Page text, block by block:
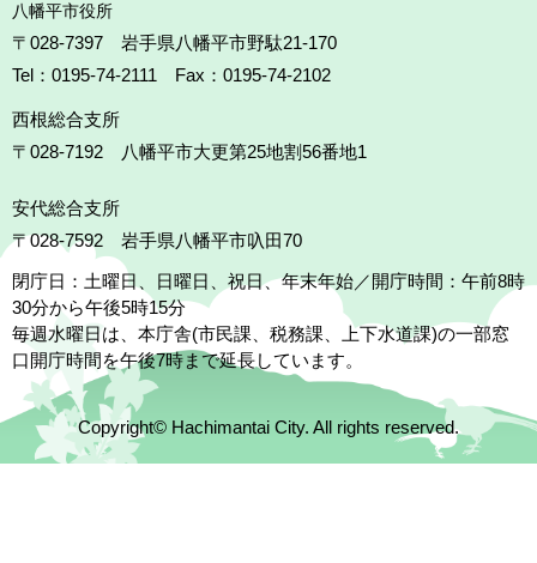
八幡平市役所
〒028-7397 岩手県八幡平市野駄21-170
Tel：0195-74-2111 Fax：0195-74-2102
西根総合支所
〒028-7192
八幡平市大更第25地割56番地1
安代総合支所
〒028-7592
岩手県八幡平市叺田70
閉庁日：土曜日、日曜日、祝日、年末年始／開庁時間：午前8時
30分から午後5時15分
毎週水曜日は、本庁舎(市民課、税務課、上下水道課)の一部窓
口開庁時間を午後7時まで延長しています。
Copyright© Hachimantai City. All rights reserved.